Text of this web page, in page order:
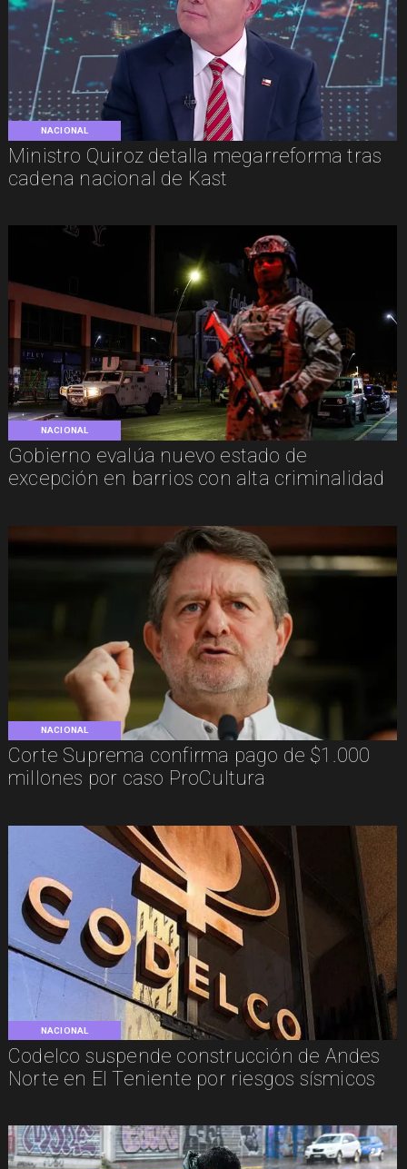
NACIONAL
Ministro Quiroz detalla megarreforma tras
cadena nacional de Kast
NACIONAL
Gobierno evalúa nuevo estado de
excepción en barrios con alta criminalidad
NACIONAL
Corte Suprema confirma pago de $1.000
millones por caso ProCultura
NACIONAL
Codelco suspende construcción de Andes
Norte en El Teniente por riesgos sísmicos